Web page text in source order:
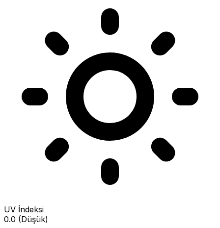
UV İndeksi
0.0 (Düşük)